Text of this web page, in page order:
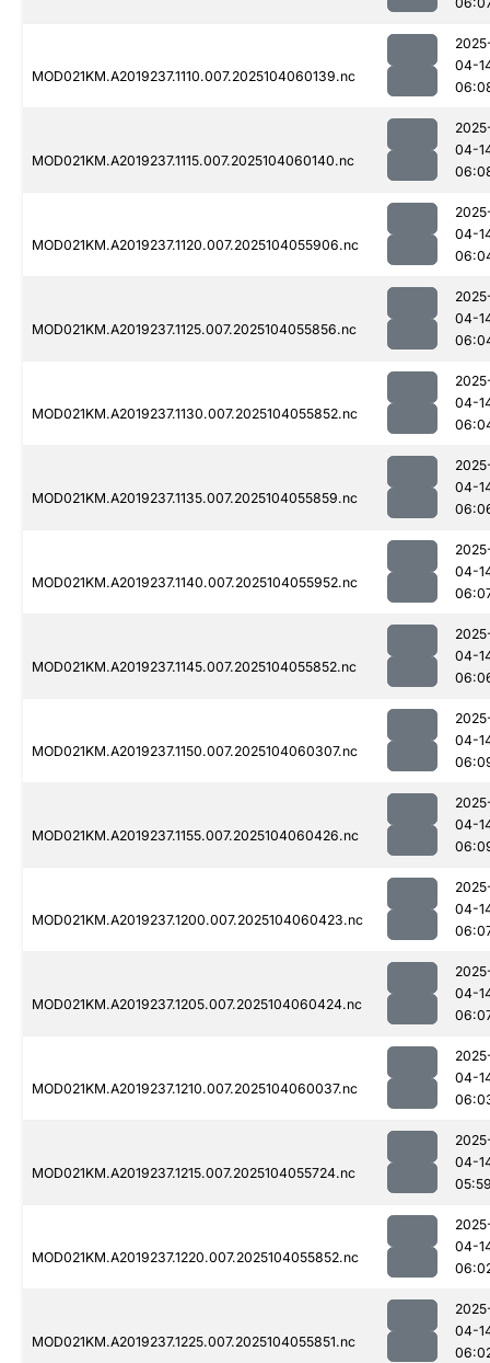
MOD021KM.A2019237.1110.007.2025104060139.nc
04-
MOD021KM.A2019237.1115.007.2025104060140.nc
04-
MOD021KM.A2019237.1120.007.2025104055906.nc
04-
MOD021KM.A2019237.1125.007.2025104055856.nc
04-
MOD021KM.A2019237.1130.007.2025104055852.nc
04-
MOD021KM.A2019237.1135.007.2025104055859.nc
04-
MOD021KM.A2019237.1140.007.2025104055952.nc
04-
MOD021KM.A2019237.1145.007.2025104055852.nc
04-
MOD021KM.A2019237.1150.007.2025104060307.nc
04-
MOD021KM.A2019237.1155.007.2025104060426.nc
04-
MOD021KM.A2019237.1200.007.2025104060423.nc
04-
MOD021KM.A2019237.1205.007.2025104060424.nc
04-
MOD021KM.A2019237.1210.007.2025104060037.nc
04-
MOD021KM.A2019237.1215.007.2025104055724.nc
04-
MOD021KM.A2019237.1220.007.2025104055852.nc
04-
MOD021KM.A2019237.1225.007.2025104055851.nc
04-